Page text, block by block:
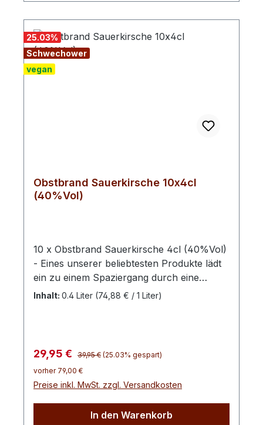
aromareichen und ausbalancierten
Obstbrand.
25.03%
Schwechower
vegan
Obstbrand Sauerkirsche 10x4cl
(40%Vol)
10 x Obstbrand Sauerkirsche 4cl (40%Vol)
- Eines unserer beliebtesten Produkte lädt
ein zu einem Spaziergang durch eine
hocharomatische Geschmackswelt. Dieser
besonderen Aroma werden einer strengen
Auslese unterzogen. Angebaut werdend die
Sauerkirschen für unseren Obstbrand in
Mecklenburg-Vorpommern. Sie wächst
bevorzugt auf lockeren, leichten,
nährstoff- und basenreichen, sandigen
Inhalt: 0.4 Liter (74,88 € / 1 Liter)
Verkaufspreis:
29,95 € Regulärer Preis:
39,95 € (25.03% gespart)
vorher 79,00 €
Preise inkl. MwSt. zzgl. Versandkosten
In den Warenkorb